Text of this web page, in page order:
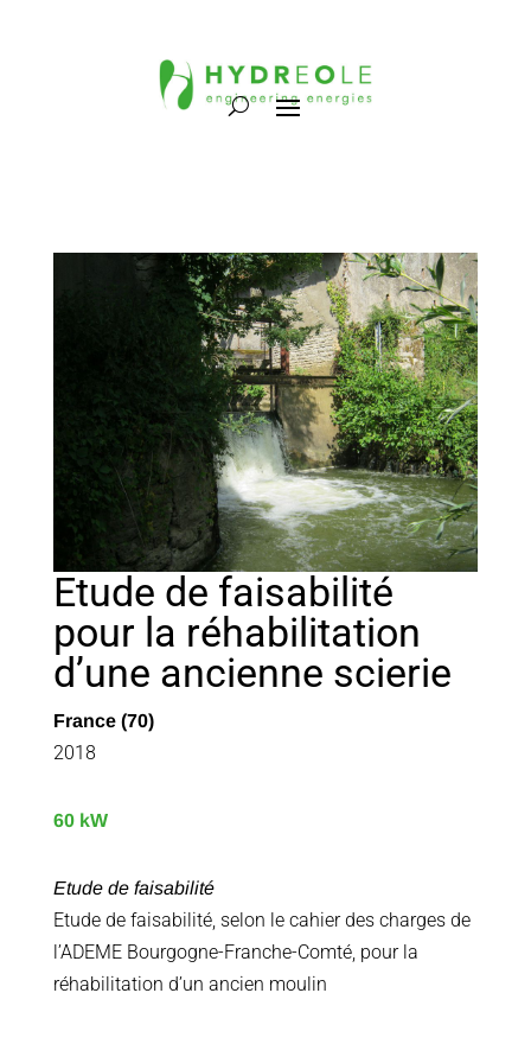
Etude de faisabilité
pour la réhabilitation
d’une ancienne scierie
France (70)
2018
60 kW
Etude de faisabilité
Etude de faisabilité, selon le cahier des charges de
l’ADEME Bourgogne-Franche-Comté, pour la
réhabilitation d’un ancien moulin